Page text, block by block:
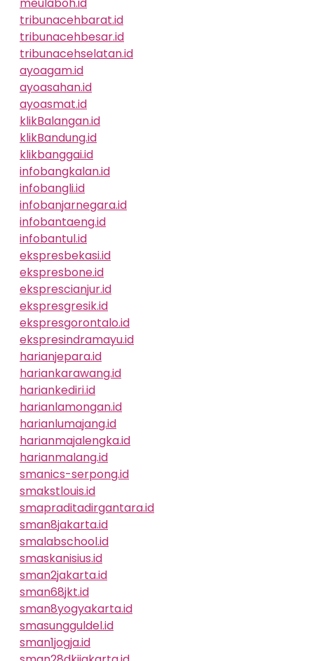
tribunacehbarat.id
tribunacehbesar.id
tribunacehselatan.id
ayoagam.id
ayoasahan.id
ayoasmat.id
klikBalangan.id
klikBandung.id
klikbanggai.id
infobangkalan.id
infobangli.id
infobanjarnegara.id
infobantaeng.id
infobantul.id
ekspresbekasi.id
ekspresbone.id
eksprescianjur.id
ekspresgresik.id
ekspresgorontalo.id
ekspresindramayu.id
harianjepara.id
hariankarawang.id
hariankediri.id
harianlamongan.id
harianlumajang.id
harianmajalengka.id
harianmalang.id
smanics-serpong.id
smakstlouis.id
smapraditadirgantara.id
sman8jakarta.id
smalabschool.id
smaskanisius.id
sman2jakarta.id
sman68jkt.id
sman8yogyakarta.id
smasungguldel.id
sman1jogja.id